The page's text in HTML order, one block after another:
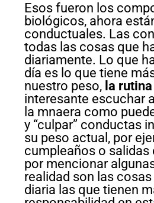
Esos fueron los
biológicos, ahora
conductuales. Las
todas las cosas que
diariamente. Lo que
día es lo que tiene
nuestro peso, la
interesante escuchar
la mnaera como
y “culpar” conductas
su peso actual, por
cumpleaños o salidas
por mencionar
realidad son las
diaria las que tienen